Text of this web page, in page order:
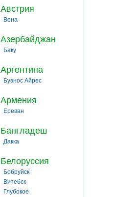
Австрия
Вена
Азербайджан
Баку
Аргентина
Буэнос Айрес
Армения
Ереван
Бангладеш
Дакка
Белоруссия
Бобруйск
Витебск
Глубокое